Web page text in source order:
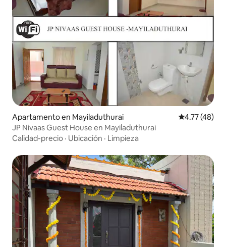
Apartamento en Mayiladuthurai Calificación
4.77 (48)
JP Nivaas Guest House en Mayiladuthurai
Calidad-precio · Ubicación · Limpieza